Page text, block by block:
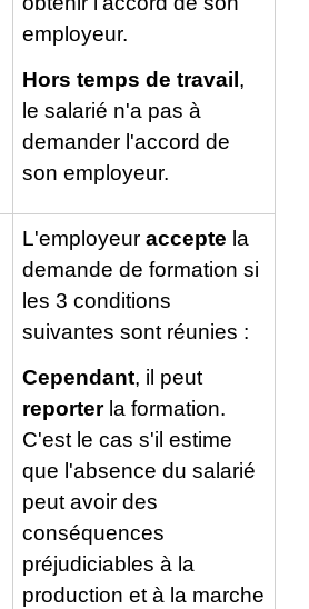
employeur.
Hors temps de travail ,
le salarié n'a pas à
demander l'accord de
son employeur.
L'employeur accepte la
demande de formation si
les 3 conditions
suivantes sont réunies :
Cependant, il peut
reporterla formation.
C'est le cas s'il estime
que l'absence du salarié
peut avoir des
conséquences
préjudiciables à la
production et à la marche